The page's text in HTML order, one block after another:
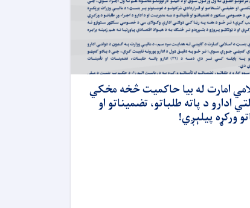
امارت له بیا حاکمیت څخه مخکي
ادارو د پاته طلباتو، تضمیناتو او
ورکړه پیلېږي!